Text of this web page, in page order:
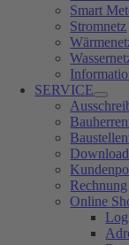
Smart
Stromnetz
SERVICE
Rechnung
Online